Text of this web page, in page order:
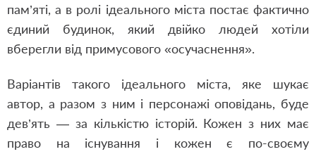
пам’яті, а в ролі ідеального міста постає фактично
єдиний будинок, який двійко людей хотіли
вберегли від примусового «осучаснення».
Варіантів такого ідеального міста, яке шукає
автор, а разом з ним і персонажі оповідань, буде
дев’ять — за кількістю історій. Кожен з них має
право на існування і кожен є по-своєму